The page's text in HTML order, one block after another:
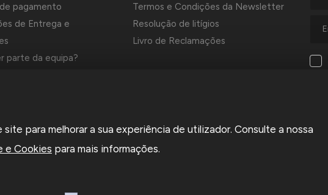
pagamento
de Entrega e
parte da equipa?
Termos e Condições da Newsletter
Resolução de litígios
Livro de Reclamações
1969. Dedica-se à importação e comércio de produtos,
e ferramentas especializadas para as atividades de relojoaria e
para melhorar a sua experiência de utilizador. Consulte a nossa
e Cookies para mais informações.